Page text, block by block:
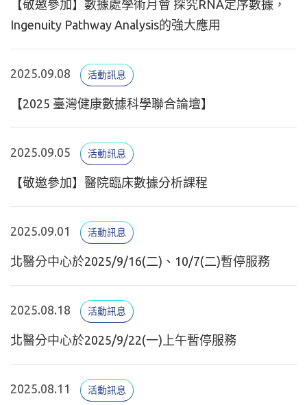
【敬邀參加】數據處學術月會 探究RNA定序數據，
Ingenuity Pathway Analysis的強大應用
2025.09.08 活動訊息
【2025 臺灣健康數據科學聯合論壇】
2025.09.05 活動訊息
【敬邀參加】醫院臨床數據分析課程
2025.09.01 活動訊息
北醫分中心於2025/9/16(二)、10/7(二)暫停服務
2025.08.18 活動訊息
北醫分中心於2025/9/22(一)上午暫停服務
2025.08.11 活動訊息